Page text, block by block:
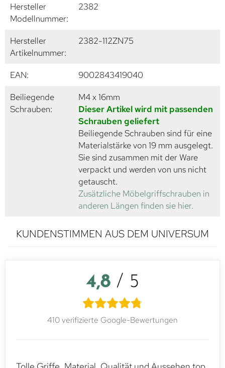
Hersteller
Modellnummer:
2382
Hersteller
Artikelnummer:
2382-112ZN75
EAN:
9002843419040
Beiliegende
Schrauben:
M4 x 16mm
Dieser Artikel wird mit passenden
Schrauben geliefert
Beiliegende Schrauben sind für eine
Materialstärke von 19 mm ausgelegt.
Sie sind zusammen mit der Ware
verpackt und werden von uns nicht
getauscht.
Zusätzliche Möbelgriffschrauben in
anderen Längen finden sie hier.
KUNDENSTIMMEN AUS DEM UNIVERSUM
4,8 / 5
410 verifizierte Google-Bewertungen